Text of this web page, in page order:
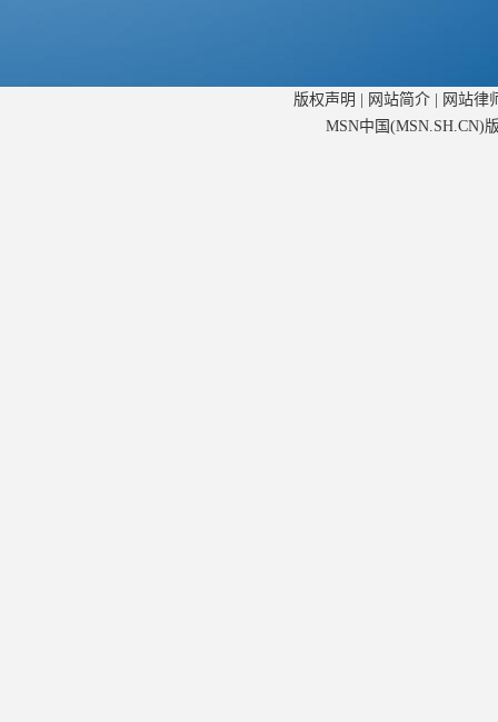
版权声明 网站简介|
网站律
MSN中国(MSN.SH.CN)